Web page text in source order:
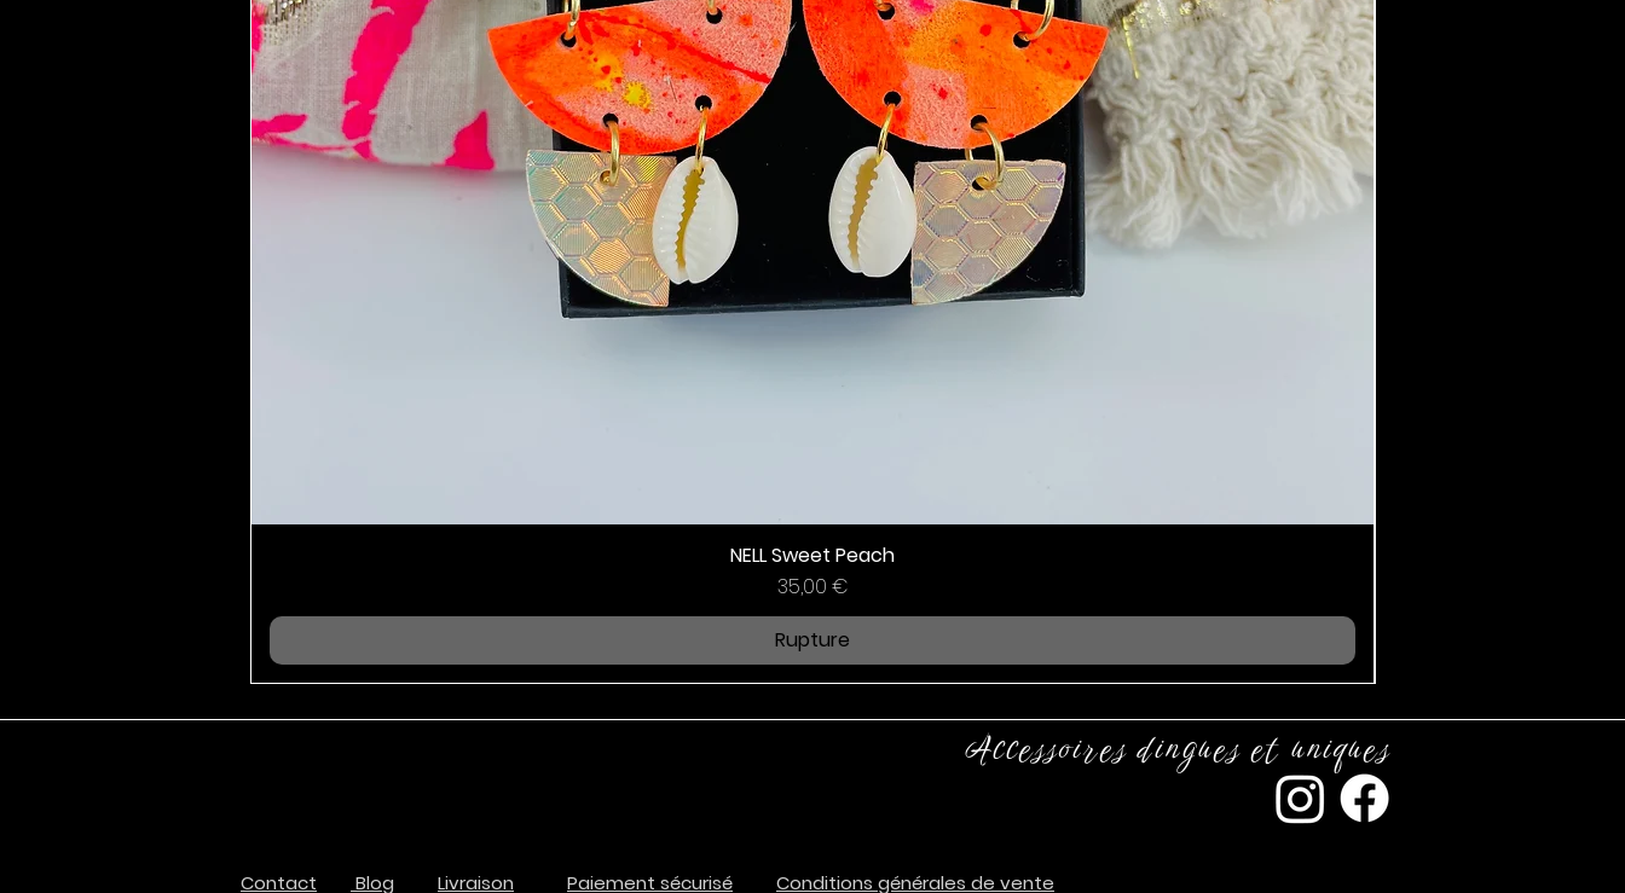
NELL Sweet Peach
Prix
35,00 €
Rupture
Accessoires dingues et uniques
Contact Blog Livraison Paiement sécurisé Conditions générales de vente